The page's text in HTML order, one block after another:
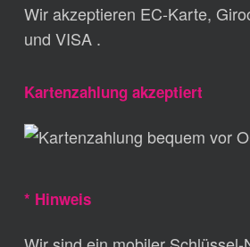
Wir akzeptieren EC-Karte,
und VISA .
Kartenzahlung akzeptiert
* Hinweis